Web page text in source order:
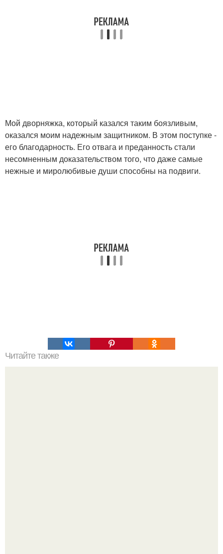
Мой дворняжка, который казался таким боязливым,
оказался моим надежным защитником. В этом поступке -
его благодарность. Его отвага и преданность стали
несомненным доказательством того, что даже самые
нежные и миролюбивые души способны на подвиги.
Читайте также